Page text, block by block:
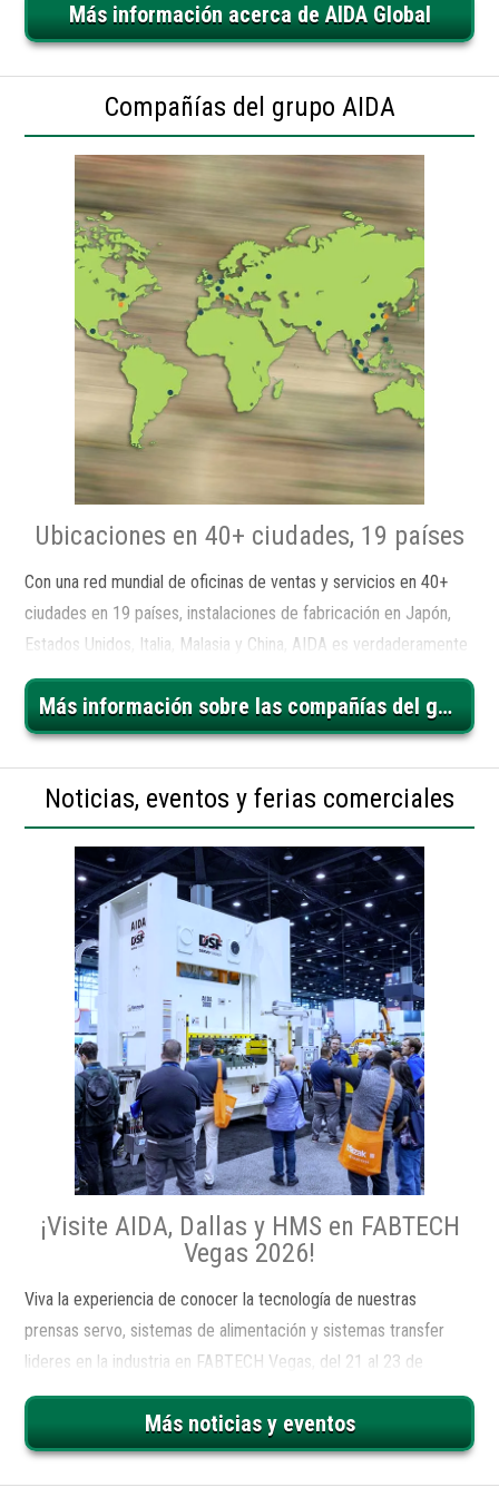
Más información acerca de AIDA Global
Compañías del grupo AIDA
Ubicaciones en 40+ ciudades, 19 países
Con una red mundial de oficinas de ventas y servicios en 40+
ciudades en 19 países, instalaciones de fabricación en Japón,
Estados Unidos, Italia, Malasia y China, AIDA es verdaderamente
un proveedor de soluciones de formación de metales completo
y global.
Más información sobre las compañías del grupo AIDA
Noticias, eventos y ferias comerciales
¡Visite AIDA, Dallas y HMS en FABTECH
Vegas 2026!
Viva la experiencia de conocer la tecnología de nuestras
prensas servo, sistemas de alimentación y sistemas transfer
lideres en la industria en FABTECH Vegas, del 21 al 23 de
Octubre, en Las Vegas Convention Center, Nevada. Visite el
stand S18000 para aprender como AIDA, Dallas, y HMS se
asocian con su empresa con soluciones de sistemas de
formado de metal integradas con llave en mano.
Más noticias y eventos